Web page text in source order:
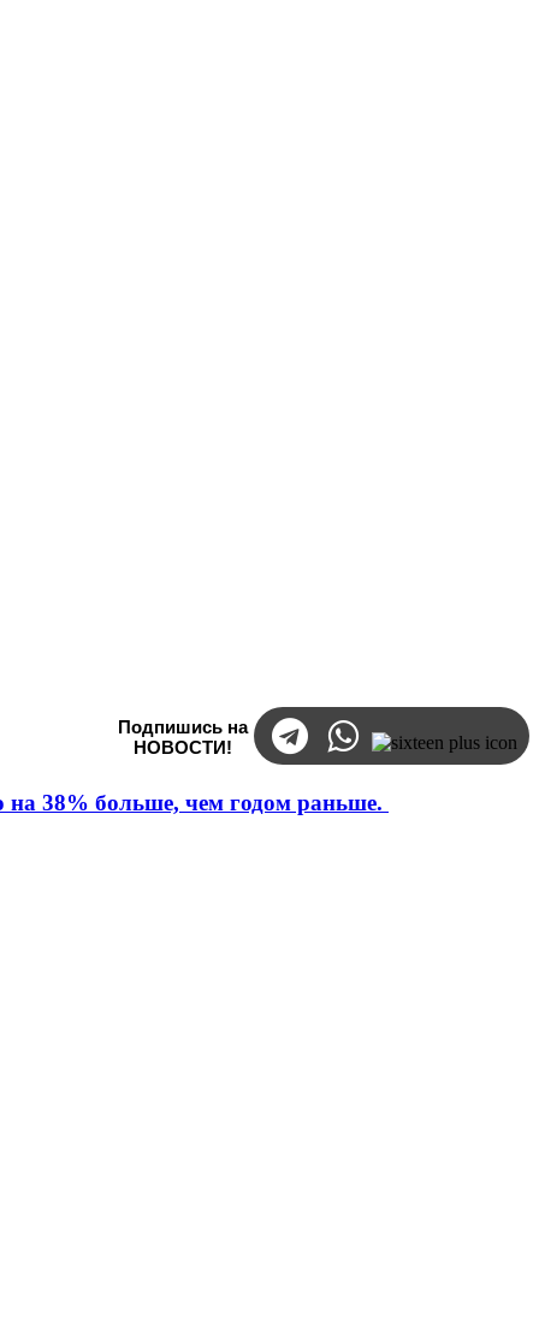
Подпишись на
НОВОСТИ!
на 38% больше, чем годом раньше.